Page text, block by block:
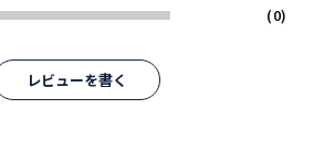
(0)
レビューを書く